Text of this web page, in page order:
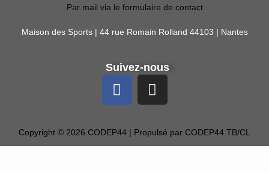
Par mail via le formulaire de contact
Maison des Sports | 44 rue Romain Rolland 44103 | Nantes
Suivez-nous
Copyright © 2026 CODEP44 | Propulsé par CODEP44 TB/CL